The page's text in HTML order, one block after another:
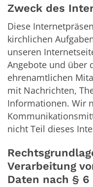
Zweck des
Diese
kirchlichen
unseren
Angebote und über
ehrenamtlichen
mit Nachrichten,
Informationen. Wir
nicht Teil dieses
Verarbeitung
Daten nach § 6